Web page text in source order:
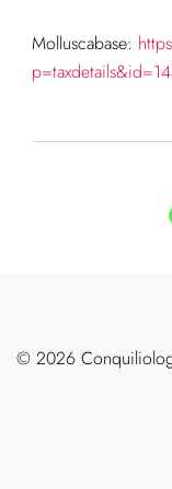
Molluscabase:
©️ 2026